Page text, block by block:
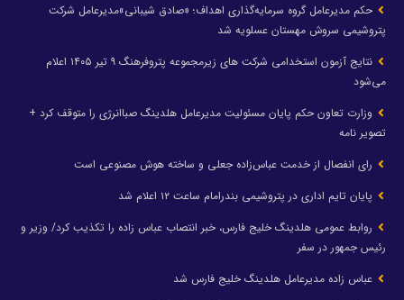
حکم مدیرعامل گروه سرمایه‌گذاری اهداف؛ «صادق شیبانی»مدیرعامل شرکت
پتروشیمی سروش مهستان عسلویه شد
نتایج آزمون استخدامی شرکت های زیرمجموعه پتروفرهنگ ۹ تیر ۱۴۰۵ اعلام
می‌شود
وزارت تعاون حکم پایان مسئولیت مدیرعامل هلدینگ صباانرژی را متوقف کرد +
تصویر نامه
رای انفصال از خدمت عباس‌زاده جعلی و ساخته هوش مصنوعی است
پایان تایم اداری در پتروشیمی بندرامام ساعت ۱۲ اعلام شد
روابط عمومی هلدینگ خلیج فارس، خبر انتصاب عباس زاده را تکذیب کرد/ وزیر و
رئیس جمهور در سفر
عباس زاده مدیرعامل هلدینگ خلیج فارس شد